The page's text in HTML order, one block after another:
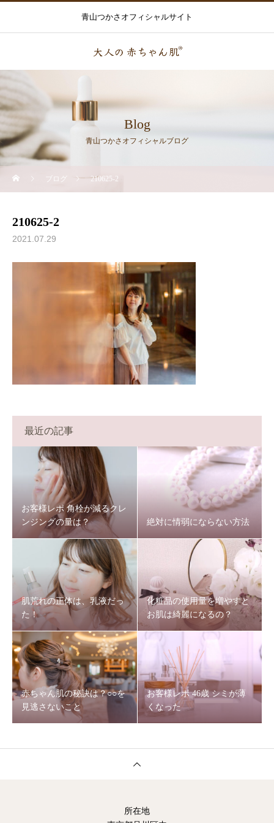
青山つかさオフィシャルサイト
Blog
青山つかさオフィシャルブログ
ブログ 210625-2
210625-2
2021.07.29
最近の記事
お客様レポ 角栓が減るクレ
ンジングの量は？
絶対に情弱にならない方法
肌荒れの正体は、乳液だっ
た！
化粧品の使用量を増やすと
お肌は綺麗になるの？
赤ちゃん肌の秘訣は？○○を
見逃さないこと
お客様レポ 46歳 シミが薄
くなった
所在地